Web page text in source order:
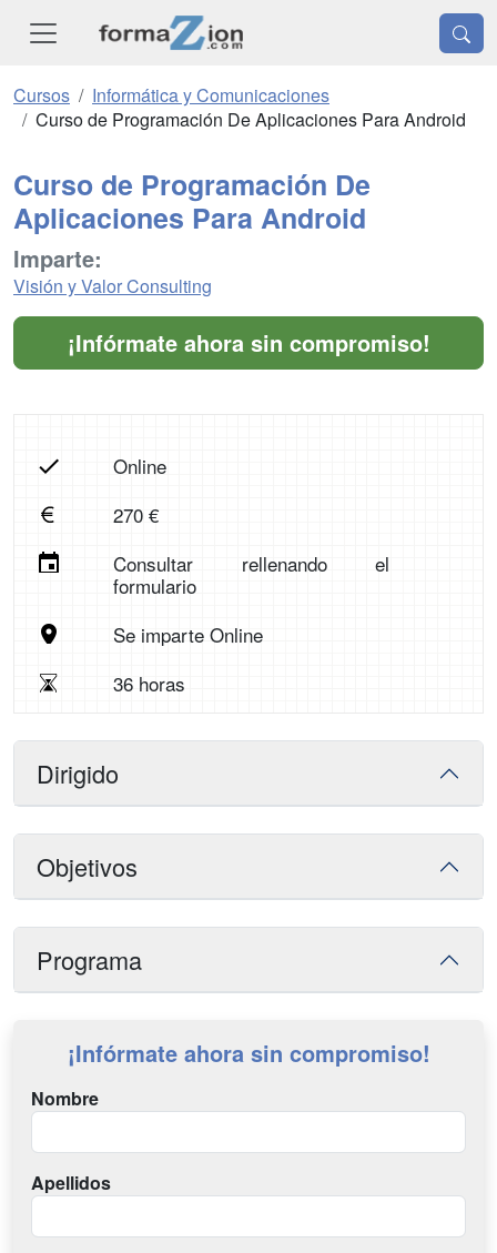
Cursos
Informática y Comunicaciones
Curso de Programación De Aplicaciones Para Android
Curso de Programación De
Aplicaciones Para Android
Imparte:
Visión y Valor Consulting
¡Infórmate ahora sin compromiso!
Online
270 €
Consultar rellenando el
formulario
Se imparte Online
36 horas
Dirigido
Objetivos
Programa
¡Infórmate ahora sin compromiso!
Nombre
Apellidos